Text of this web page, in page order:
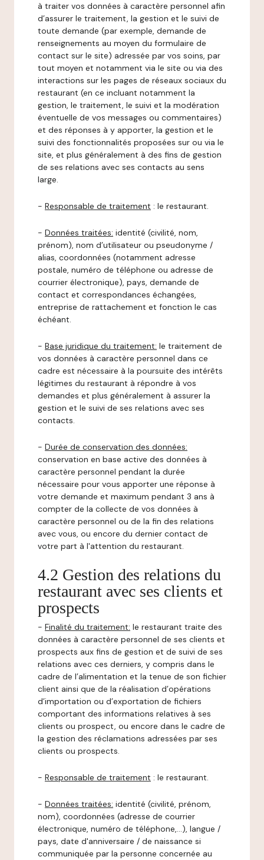
à traiter vos données à caractère personnel afin
d’assurer le traitement, la gestion et le suivi de
toute demande (par exemple, demande de
renseignements au moyen du formulaire de
contact sur le site) adressée par vos soins, par
tout moyen et notamment via le site ou via des
interactions sur les pages de réseaux sociaux du
restaurant (en ce incluant notamment la
gestion, le traitement, le suivi et la modération
éventuelle de vos messages ou commentaires)
et des réponses à y apporter, la gestion et le
suivi des fonctionnalités proposées sur ou via le
site, et plus généralement à des fins de gestion
de ses relations avec ses contacts au sens
large.
- Responsable de traitement : le restaurant.
- Données traitées: identité (civilité, nom,
prénom), nom d’utilisateur ou pseudonyme /
alias, coordonnées (notamment adresse
postale, numéro de téléphone ou adresse de
courrier électronique), pays, demande de
contact et correspondances échangées,
entreprise de rattachement et fonction le cas
échéant.
- Base juridique du traitement: le traitement de
vos données à caractère personnel dans ce
cadre est nécessaire à la poursuite des intérêts
légitimes du restaurant à répondre à vos
demandes et plus généralement à assurer la
gestion et le suivi de ses relations avec ses
contacts.
- Durée de conservation des données:
conservation en base active des données à
caractère personnel pendant la durée
nécessaire pour vous apporter une réponse à
votre demande et maximum pendant 3 ans à
compter de la collecte de vos données à
caractère personnel ou de la fin des relations
avec vous, ou encore du dernier contact de
votre part à l'attention du restaurant.
4.2 Gestion des relations du
restaurant avec ses clients et
prospects
- Finalité du traitement: le restaurant traite des
données à caractère personnel de ses clients et
prospects aux fins de gestion et de suivi de ses
relations avec ces derniers, y compris dans le
cadre de l’alimentation et la tenue de son fichier
client ainsi que de la réalisation d’opérations
d’importation ou d’exportation de fichiers
comportant des informations relatives à ses
clients ou prospect, ou encore dans le cadre de
la gestion des réclamations adressées par ses
clients ou prospects.
- Responsable de traitement : le restaurant.
- Données traitées: identité (civilité, prénom,
nom), coordonnées (adresse de courrier
électronique, numéro de téléphone,…), langue /
pays, date d'anniversaire / de naissance si
communiquée par la personne concernée au